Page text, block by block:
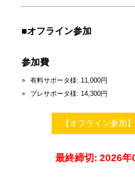
■オフライン参加
参加費
有料サポータ様: 11,000円
プレサポータ様: 14,300円
【オフライン参加
最終締切: 2026年